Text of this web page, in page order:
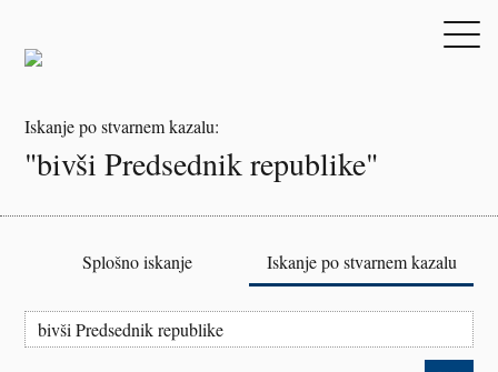
Iskanje po stvarnem kazalu:
"bivši Predsednik republike"
Splošno iskanje Iskanje po stvarnem kazalu